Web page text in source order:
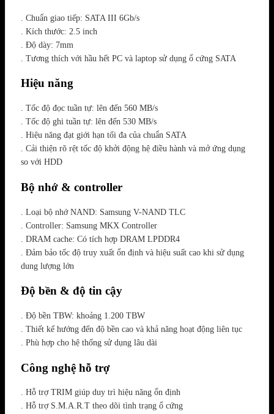
. Chuẩn giao tiếp: SATA III 6Gb/s
. Kích thước: 2.5 inch
. Độ dày: 7mm
. Tương thích với hầu hết PC và laptop sử dụng ổ cứng SATA
Hiệu năng
. Tốc độ đọc tuần tự: lên đến 560 MB/s
. Tốc độ ghi tuần tự: lên đến 530 MB/s
. Hiệu năng đạt giới hạn tối đa của chuẩn SATA
. Cải thiện rõ rệt tốc độ khởi động hệ điều hành và mở ứng dụng
so với HDD
Bộ nhớ & controller
. Loại bộ nhớ NAND: Samsung V-NAND TLC
. Controller: Samsung MKX Controller
. DRAM cache: Có tích hợp DRAM LPDDR4
. Đảm bảo tốc độ truy xuất ổn định và hiệu suất cao khi sử dụng
dung lượng lớn
Độ bền & độ tin cậy
. Độ bền TBW: khoảng 1.200 TBW
. Thiết kế hướng đến độ bền cao và khả năng hoạt động liên tục
. Phù hợp cho hệ thống sử dụng lâu dài
Công nghệ hỗ trợ
. Hỗ trợ TRIM giúp duy trì hiệu năng ổn định
. Hỗ trợ S.M.A.R.T theo dõi tình trạng ổ cứng